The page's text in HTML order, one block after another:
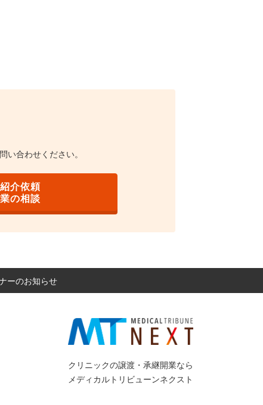
合わせください。
介依頼
の相談
ーのお知らせ
クリニックの譲渡・承継開業なら
メディカルトリビューンネクスト